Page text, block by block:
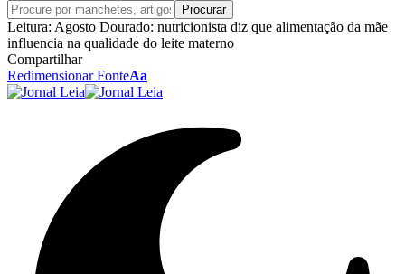
Leitura: Agosto Dourado: nutricionista diz que alimentação da mãe
influencia na qualidade do leite materno
Compartilhar
Redimensionar FonteAa